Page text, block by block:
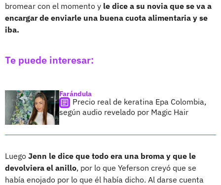
bromear con el momento y le dice a su novia que se va a
encargar de enviarle una buena cuota alimentaria y se
iba.
Te puede interesar:
Farándula
Precio real de keratina Epa Colombia,
según audio revelado por Magic Hair
Luego Jenn le dice que todo era una broma y que le
devolviera el anillo, por lo que Yeferson creyó que se
había enojado por lo que él había dicho. Al darse cuenta